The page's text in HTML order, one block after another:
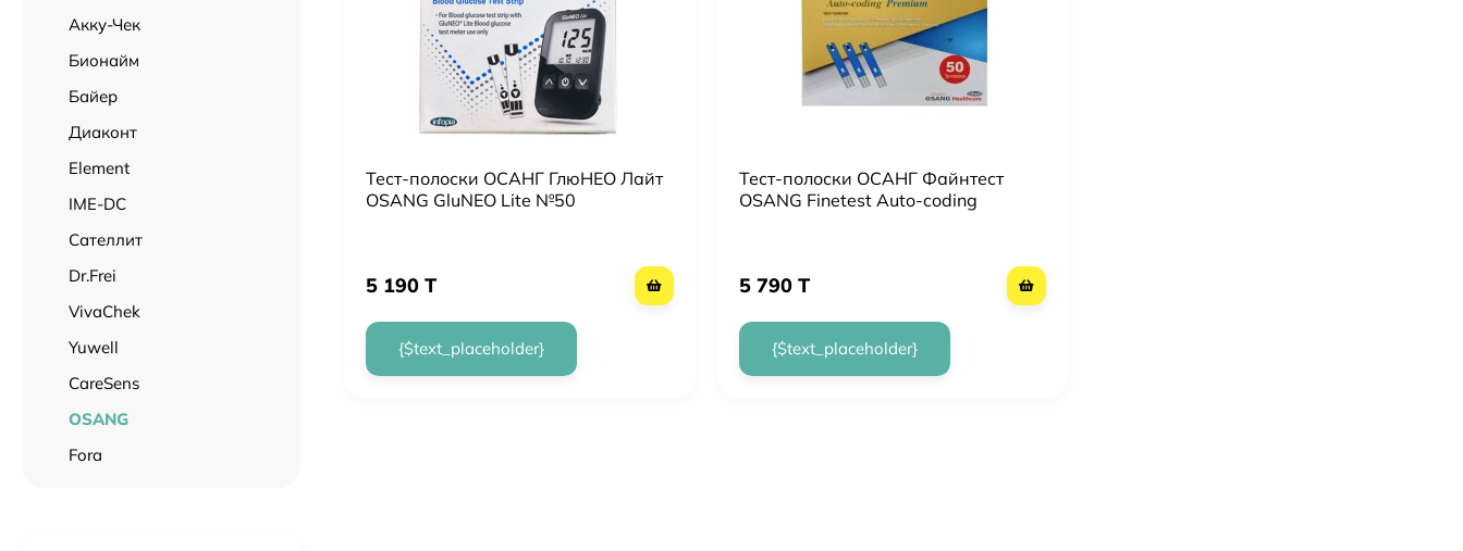
Тест-полоски ОСАНГ ГлюНЕО Лайт
OSANG GluNEO Lite №50
5 190 T
{$text_placeholder}
Тест-полоски ОСАНГ Файнтест
OSANG Finetest Auto-coding
5 790 T
{$text_placeholder}
Акку-Чек
Бионайм
Байер
Диаконт
Element
IME-DC
Сателлит
Dr.Frei
VivaChek
Yuwell
CareSens
OSANG
Fora